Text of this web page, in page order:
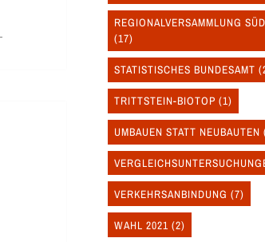
REGIONALVERSAMMLUNG
(17)
STATISTISCHES BUNDESAMT
TRITTSTEIN-BIOTOP (1)
UMBAUEN STATT NEUBAUTEN
VERKEHRSANBINDUNG (7)
WAHL 2021 (2)